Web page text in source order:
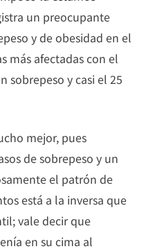
un preocupante
y de obesidad en el
más afectadas con el
sobrepeso y casi el 25
mejor, pues
de sobrepeso y un
el patrón de
está a la inversa que
vale decir que
en su cima al